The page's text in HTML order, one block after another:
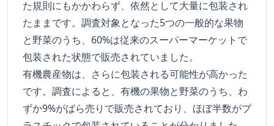
た規則にもかかわらず、依然として大量に包装され
たままです。調査対象となった5つの一般的な果物
と野菜のうち、60%は従来のスーパーマーケットで
包装された状態で販売されていました。
有機農産物は、さらに包装される可能性が高かった
です。調査によると、有機の果物と野菜のうち、わ
ずか9%がばら売りで販売されており、ほぼ半数がプ